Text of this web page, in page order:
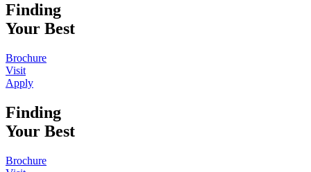
Finding
Your Best
Brochure
Visit
Apply
Finding
Your Best
Brochure